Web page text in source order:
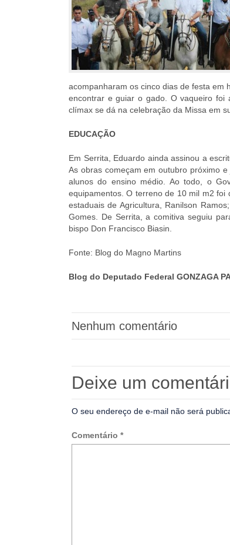
acompanharam os cinco dias de festa em
encontrar e guiar o gado. O vaqueiro foi
clímax se dá na celebração da Missa em
EDUCAÇÃO
Em Serrita, Eduardo ainda assinou a
As obras começam em outubro próximo
alunos do ensino médio. Ao todo, o
equipamentos. O terreno de 10 mil m2
estaduais de Agricultura, Ranilson
Gomes. De Serrita, a comitiva seguiu
bispo Don Francisco Biasin.
Fonte: Blog do Magno Martins
Blog do Deputado Federal GONZAGA
Nenhum comentário
Deixe um
O seu endereço de e-mail não será
Comentário *